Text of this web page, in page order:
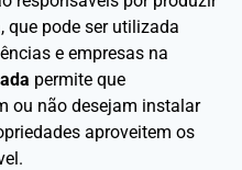
que pode ser utilizada
e empresas na
permite que
ou não desejam instalar
aproveitem os